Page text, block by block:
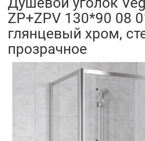
ZP+ZPV 130*90 08
глянцевый хром,
прозрачное